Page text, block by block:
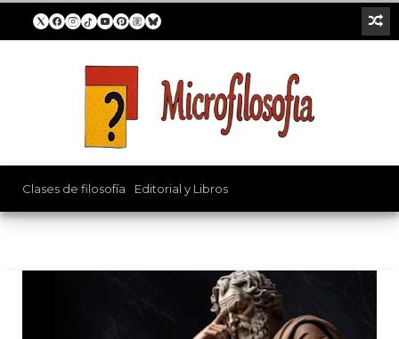
Clases de filosofía Editorial y Libros
Universidad